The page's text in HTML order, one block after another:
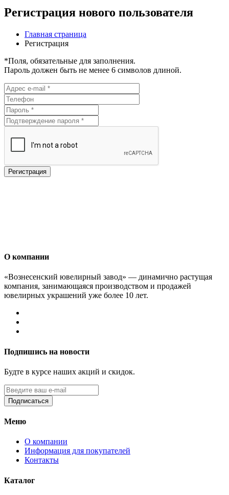
Регистрация нового пользователя
Главная страница
Регистрация
*Поля, обязательные для заполнения.
Пароль должен быть не менее 6 символов длиной.
О компании
«Вознесенский ювелирный завод» — динамично растущая
компания, занимающаяся производством и продажей
ювелирных украшений уже более 10 лет.
Подпишись на новости
Будте в курсе наших акций и скидок.
Подписаться
Меню
О компании
Информация для покупателей
Контакты
Каталог